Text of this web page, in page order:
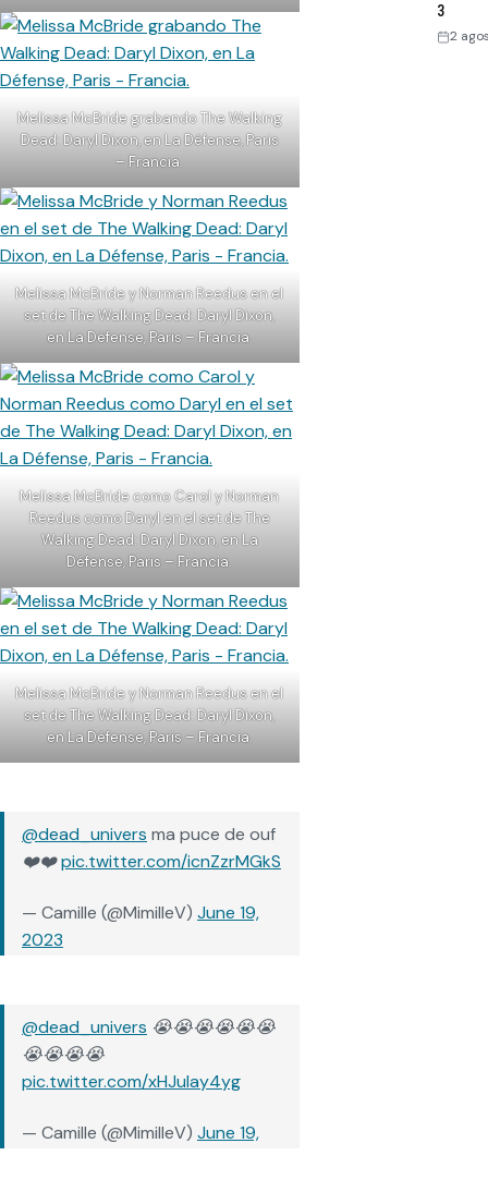
Melissa McBride grabando The Walking
Dead: Daryl Dixon, en La Défense, Paris
– Francia.
Melissa McBride y Norman Reedus en el
set de The Walking Dead: Daryl Dixon,
en La Défense, Paris – Francia.
Melissa McBride como Carol y Norman
Reedus como Daryl en el set de The
Walking Dead: Daryl Dixon, en La
Défense, Paris – Francia.
Melissa McBride y Norman Reedus en el
set de The Walking Dead: Daryl Dixon,
en La Défense, Paris – Francia.
@dead_univers ma puce de ouf
❤️❤️pic.twitter.com/icnZzrMGkS
— Camille (@MimilleV) June 19,
2023
@dead_univers 😭😭😭😭😭😭
😭😭😭😭
pic.twitter.com/xHJulay4yg
— Camille (@MimilleV) June 19,
3
2